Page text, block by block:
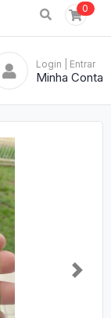
0
Login | Entrar
Minha Conta
Next